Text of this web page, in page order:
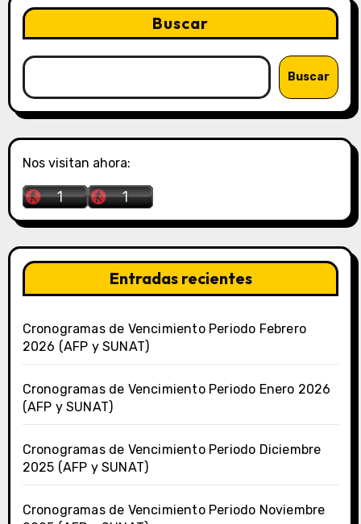
Buscar
Buscar
Nos visitan ahora:
Entradas recientes
Cronogramas de Vencimiento Periodo Febrero
2026 (AFP y SUNAT)
Cronogramas de Vencimiento Periodo Enero 2026
(AFP y SUNAT)
Cronogramas de Vencimiento Periodo Diciembre
2025 (AFP y SUNAT)
Cronogramas de Vencimiento Periodo Noviembre